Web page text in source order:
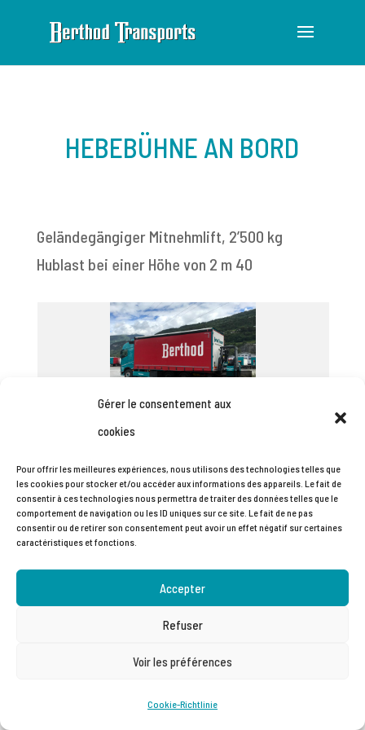
Gérer le consentement aux
cookies
Pour offrir les meilleures expériences, nous utilisons des technologies telles que
les cookies pour stocker et/ou accéder aux informations des appareils. Le fait de
consentir à ces technologies nous permettra de traiter des données telles que le
comportement de navigation ou les ID uniques sur ce site. Le fait de ne pas
consentir ou de retirer son consentement peut avoir un effet négatif sur certaines
caractéristiques et fonctions.
Accepter
Refuser
Voir les préférences
Cookie-Richtlinie
HEBEBÜHNE AN BORD
Geländegängiger Mitnehmlift, 2’500 kg
Hublast bei einer Höhe von 2 m 40
Elegant Themes